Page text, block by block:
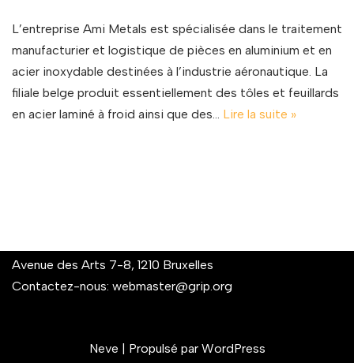
L’entreprise Ami Metals est spécialisée dans le traitement
manufacturier et logistique de pièces en aluminium et en
acier inoxydable destinées à l’industrie aéronautique. La
filiale belge produit essentiellement des tôles et feuillards
en acier laminé à froid ainsi que des… Lire la suite »
Avenue des Arts 7-8, 1210 Bruxelles
Contactez-nous: webmaster@grip.org
Neve | Propulsé par WordPress